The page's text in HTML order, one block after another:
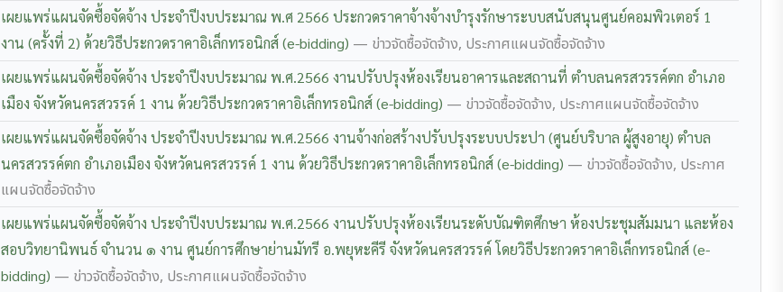
เผยแพร่แผนจัดซื้อจัดจ้าง ประจำปีงบประมาณ พ.ศ 2566 ประกวดราคาจ้างจ้างบำรุงรักษาระบบสนับสนุนศูนย์คอมพิวเตอร์ 1
งาน (ครั้งที่ 2) ด้วยวิธีประกวดราคาอิเล็กทรอนิกส์ (e-bidding) — ข่าวจัดซื้อจัดจ้าง, ประกาศแผนจัดซื้อจัดจ้าง
เผยแพร่แผนจัดซื้อจัดจ้าง ประจำปีงบประมาณ พ.ศ.2566 งานปรับปรุงห้องเรียนอาคารและสถานที่ ตำบลนครสวรรค์ตก อำเภอ
เมือง จังหวัดนครสวรรค์ 1 งาน ด้วยวิธีประกวดราคาอิเล็กทรอนิกส์ (e-bidding) — ข่าวจัดซื้อจัดจ้าง, ประกาศแผนจัดซื้อจัดจ้าง
เผยแพร่แผนจัดซื้อจัดจ้าง ประจำปีงบประมาณ พ.ศ.2566 งานจ้างก่อสร้างปรับปรุงระบบประปา (ศูนย์บริบาล ผู้สูงอายุ) ตำบล
นครสวรรค์ตก อำเภอเมือง จังหวัดนครสวรรค์ 1 งาน ด้วยวิธีประกวดราคาอิเล็กทรอนิกส์ (e-bidding) — ข่าวจัดซื้อจัดจ้าง, ประกาศ
แผนจัดซื้อจัดจ้าง
เผยแพร่แผนจัดซื้อจัดจ้าง ประจำปีงบประมาณ พ.ศ.2566 งานปรับปรุงห้องเรียนระดับบัณฑิตศึกษา ห้องประชุมสัมมนา และห้อง
สอบวิทยานิพนธ์ จำนวน ๑ งาน ศูนย์การศึกษาย่านมัทรี อ.พยุหะคีรี จังหวัดนครสวรรค์ โดยวิธีประกวดราคาอิเล็กทรอนิกส์ (e-
bidding) — ข่าวจัดซื้อจัดจ้าง, ประกาศแผนจัดซื้อจัดจ้าง